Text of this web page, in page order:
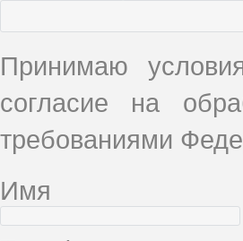
Принимаю
согласие на
требованиями
Имя